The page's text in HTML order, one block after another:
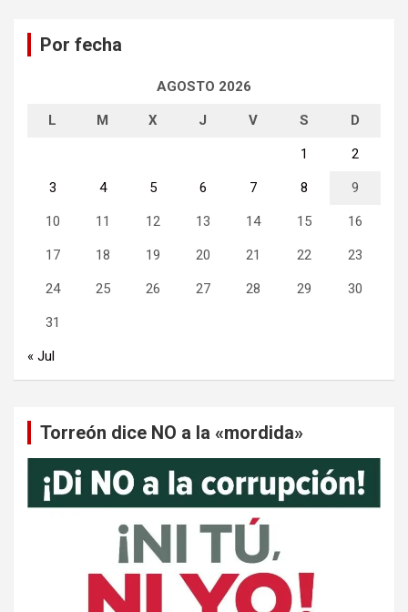
Por fecha
AGOSTO 2026
L M X J V S D
1 2
3 4 5 6 7 8 9
10 11 12 13 14 15 16
17 18 19 20 21 22 23
24 25 26 27 28 29 30
31
« Jul
Torreón dice NO a la «mordida»